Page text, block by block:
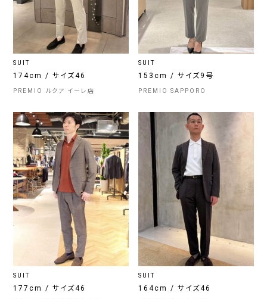
SUIT
174cm / サイズ46
PREMIO ルクア イーレ店
SUIT
153cm / サイズ9号
PREMIO SAPPORO
SUIT
177cm / サイズ46
SUIT
164cm / サイズ46